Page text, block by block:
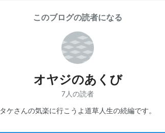
このブログの読者になる
オヤジのあくび
7人の読者
タケさんの気楽に行こうよ道草人生の続編です。